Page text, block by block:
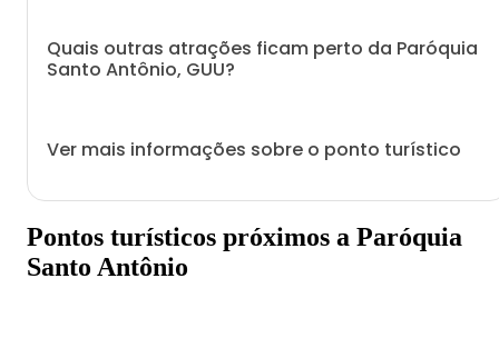
Quais outras atrações ficam perto da Paróquia
Santo Antônio, GUU?
Ver mais informações sobre o ponto turístico
Pontos turísticos próximos a Paróquia
Santo Antônio